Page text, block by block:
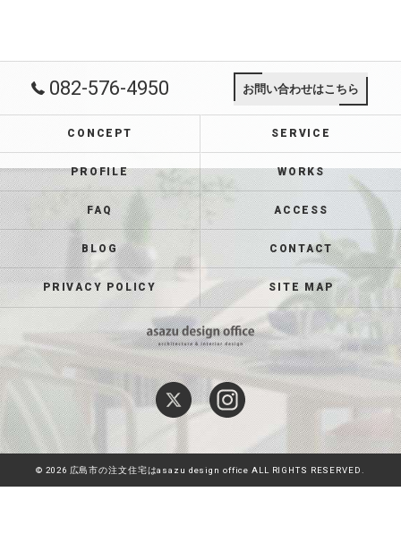
082-576-4950 お問い合わせはこちら
CONCEPT SERVICE
PROFILE WORKS
FAQ ACCESS
BLOG CONTACT
PRIVACY POLICY SITE MAP
© 2026 広島市の注文住宅はasazu design office ALL RIGHTS RESERVED.